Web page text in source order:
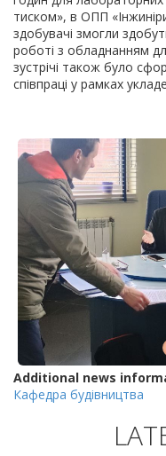
тиском», в ОПП
здобувачі змогли
роботі з обладнанням
зустрічі також було
співпраці у рамках
Additional news
Кафедра будівництва